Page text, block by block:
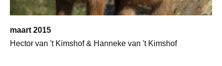
maart 2015
Hector van 't Kimshof & Hanneke van 't Kimshof